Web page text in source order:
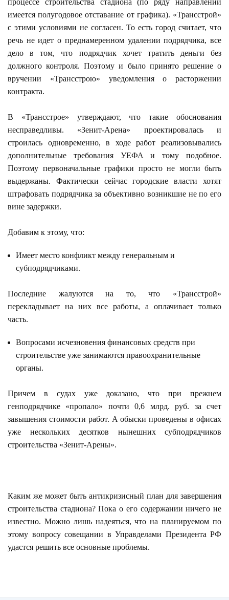
процессе строительства стадиона (по ряду направлений
имеется полугодовое отставание от графика). «Трансстрой»
с этими условиями не согласен. То есть город считает, что
речь не идет о преднамеренном удалении подрядчика, все
дело в том, что подрядчик хочет тратить деньги без
должного контроля. Поэтому и было принято решение о
вручении «Трансстрою» уведомления о расторжении
контракта.
В «Трансстрое» утверждают, что такие обоснования
несправедливы. «Зенит-Арена» проектировалась и
строилась одновременно, в ходе работ реализовывались
дополнительные требования УЕФА и тому подобное.
Поэтому первоначальные графики просто не могли быть
выдержаны. Фактически сейчас городские власти хотят
штрафовать подрядчика за объективно возникшие не по его
вине задержки.
Добавим к этому, что:
Имеет место конфликт между генеральным и
субподрядчиками.
Последние жалуются на то, что «Трансстрой»
перекладывает на них все работы, а оплачивает только
часть.
Вопросами исчезновения финансовых средств при
строительстве уже занимаются правоохранительные
органы.
Причем в судах уже доказано, что при прежнем
генподрядчике «пропало» почти 0,6 млрд. руб. за счет
завышения стоимости работ. А обыски проведены в офисах
уже нескольких десятков нынешних субподрядчиков
строительства «Зенит-Арены».
Каким же может быть антикризисный план для завершения
строительства стадиона? Пока о его содержании ничего не
известно. Можно лишь надеяться, что на планируемом по
этому вопросу совещании в Управделами Президента РФ
удастся решить все основные проблемы.